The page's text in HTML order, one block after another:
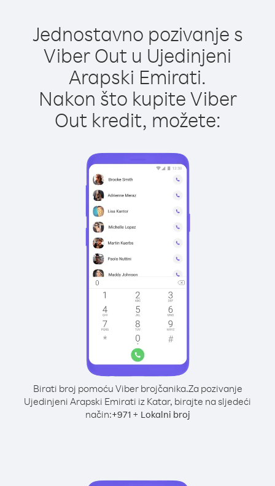
Jednostavno pozivanje s
Viber Out u Ujedinjeni
Arapski Emirati.
Nakon što kupite Viber
Out kredit, možete:
Birati broj pomoću Viber brojčanika.Za pozivanje
Ujedinjeni Arapski Emirati iz Katar, birajte na sljedeći
način:+971+ Lokalni broj